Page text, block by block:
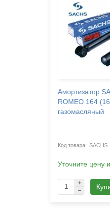
Амортизатор
ROMEO 164
газомасляный
SACHS
Уточните цену